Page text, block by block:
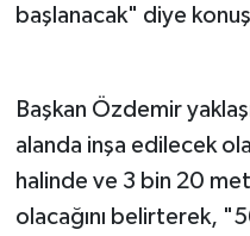
başlanacak" diye
Başkan Özdemir
alanda inşa edilecek
halinde ve 3 bin 20
olacağını belirterek,